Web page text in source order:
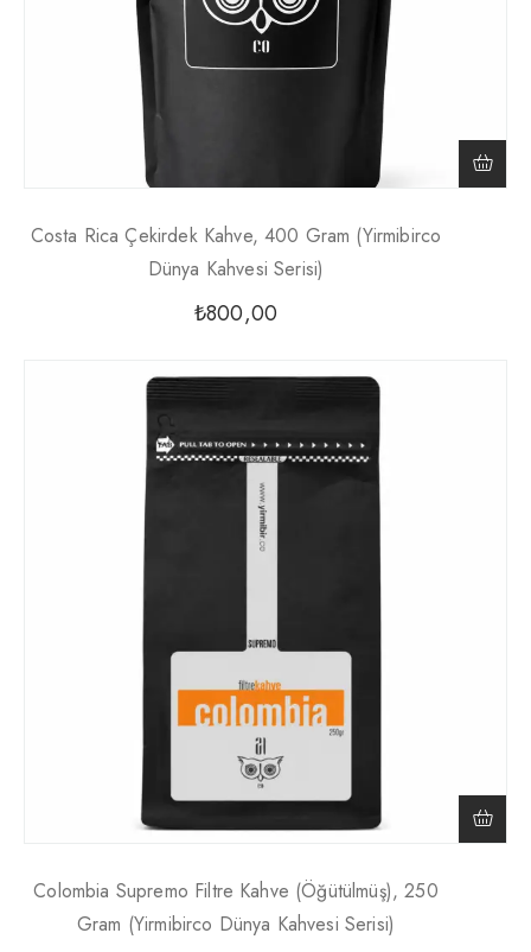
Costa Rica Çekirdek Kahve, 400 Gram (Yirmibirco
Dünya Kahvesi Serisi)
₺800,00
Colombia Supremo Filtre Kahve (Öğütülmüş), 250
Gram (Yirmibirco Dünya Kahvesi Serisi)